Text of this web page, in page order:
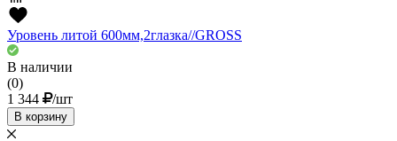
Уровень литой 600мм,2глазка//GROSS
В наличии
(0)
1 344
/шт
В корзину